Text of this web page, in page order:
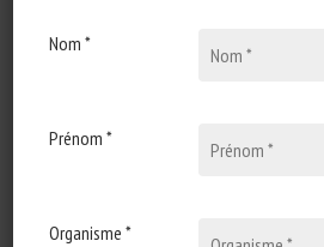
Research on Cattle Feeding
Animal Welfare: A
Bibliometric Analysis
la nutrition des bovins intègre
Nom *
Prénom *
Organisme *